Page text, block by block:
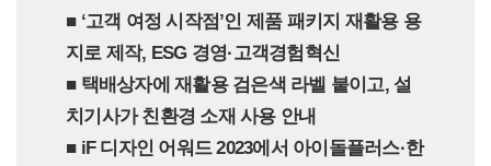
■ ‘고객 여정 시작점’인 제품 패키지 재활용 용
지로 제작, ESG 경영·고객경험혁신
■ 택배상자에 재활용 검은색 라벨 붙이고, 설
치기사가 친환경 소재 사용 안내
■ iF 디자인 어워드 2023에서 아이돌플러스·한